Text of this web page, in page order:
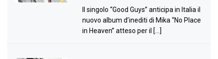
Il singolo “Good Guys” anticipa in Italia il
nuovo album d’inediti di Mika “No Place
in Heaven” atteso per il […]